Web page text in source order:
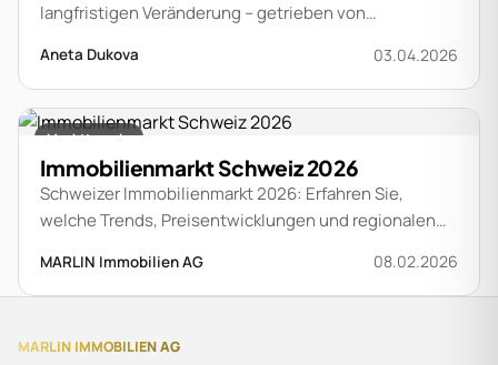
langfristigen Veränderung – getrieben von
Aneta Dukova 03.04.2026
Markttrends
Immobilienmarkt Schweiz 2026
Schweizer Immobilienmarkt 2026: Erfahren Sie,
welche Trends, Preisentwicklungen und regionalen
jetzt kennen sollten.
MARLIN Immobilien AG 08.02.2026
MARLIN IMMOBILIEN AG